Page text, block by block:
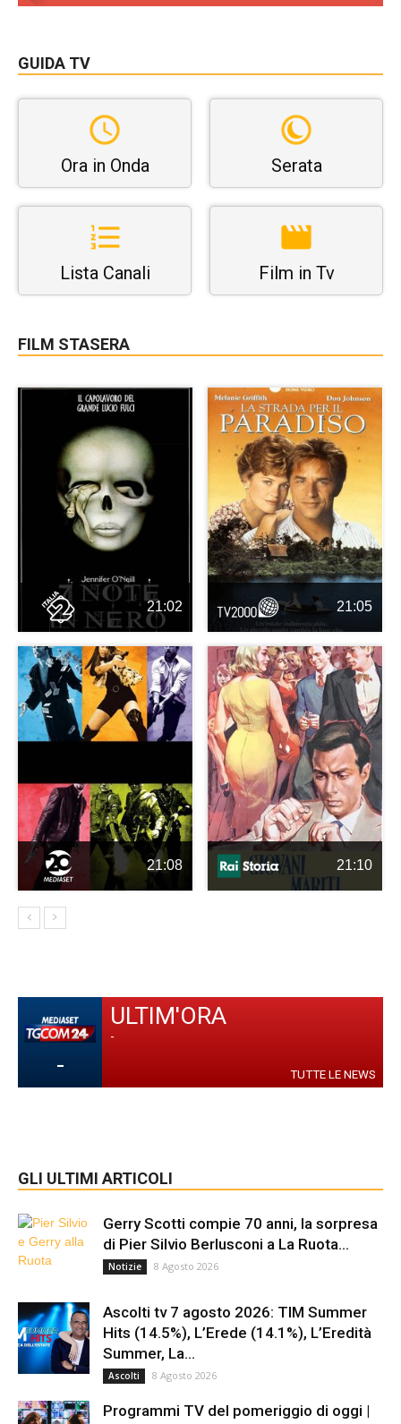
GUIDA TV
Ora in Onda Serata
Lista Canali Film in Tv
FILM STASERA
21:02 21:05
21:08 21:10
-
ULTIM'ORA
-
TUTTE LE NEWS
GLI ULTIMI ARTICOLI
Gerry Scotti compie 70 anni, la sorpresa
di Pier Silvio Berlusconi a La Ruota...
Notizie 8 Agosto 2026
Ascolti tv 7 agosto 2026: TIM Summer
Hits (14.5%), L’Erede (14.1%), L’Eredità
Summer, La...
Ascolti 8 Agosto 2026
Programmi TV del pomeriggio di oggi |